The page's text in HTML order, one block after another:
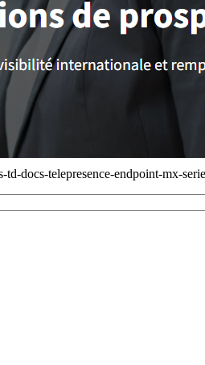
docs-telepresence-endpoint-mx-